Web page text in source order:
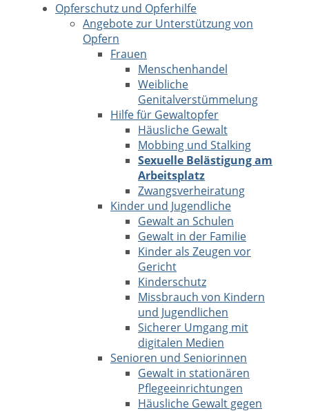
Opferschutz und Opferhilfe
Angebote zur Unterstützung von
Opfern
Frauen
Menschenhandel
Weibliche
Genitalverstümmelung
Hilfe für Gewaltopfer
Häusliche Gewalt
Mobbing und Stalking
Sexuelle Belästigung am
Arbeitsplatz
Zwangsverheiratung
Kinder und Jugendliche
Gewalt an Schulen
Gewalt in der Familie
Kinder als Zeugen vor
Gericht
Kinderschutz
Missbrauch von Kindern
und Jugendlichen
Sicherer Umgang mit
digitalen Medien
Senioren und Seniorinnen
Gewalt in stationären
Pflegeeinrichtungen
Häusliche Gewalt gegen